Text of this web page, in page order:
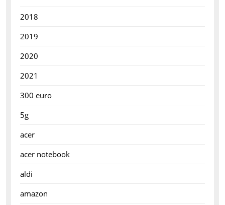
2018
2019
2020
2021
300 euro
5g
acer
acer notebook
aldi
amazon